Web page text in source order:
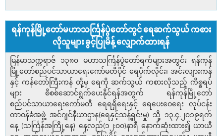
ရန်ကုန်မြို့တော်မဟာသင်္ကြန်ပွဲတော်တွင် ရေဆက်သွယ် ကစား
လိုသူများ ခွင့်ပြုမိန့် လျှောက်ထားရန်
မြန်မာသက္ကရာဇ် ၁၃၈၀ မဟာသင်္ကြန်ပွဲတော်ရက်များအတွင်း ရန်ကုန်
မြို့တော်စည်ပင်သာယာရေးကော်မတီပိုင် ရေပိုက်လိုင်း၊ အင်းလျားကန်
နှင့် ကန်တော်ကြီးကန် တို့မှ ရေကို ဆက်သွယ် ကစားလိုသည့် ကိစ္စရပ်
များ စိစစ်ဆောင်ရွက်ပေးနိုင်ရန်အတွက် ရန်ကုန်မြို့တော်
စည်ပင်သာယာရေးကော်မတီ ရေရရှိရေးနှင့် ရေပေးဝေရေး လုပ်ငန်း
တာဝန်ခံအဖွဲ့ အင်ဂျင်နီယာဌာန(ရေနှင့်သန့်ရှင်းမှု) သို့ ၁၃.၄.၂၀၁၉ရက်
နေ့ (သင်္ကြန်အကြို့နေ့) နေ့လည်(၁၂:၀၀)နာရီ နောက်ဆုံးထား၍ ယာယီ